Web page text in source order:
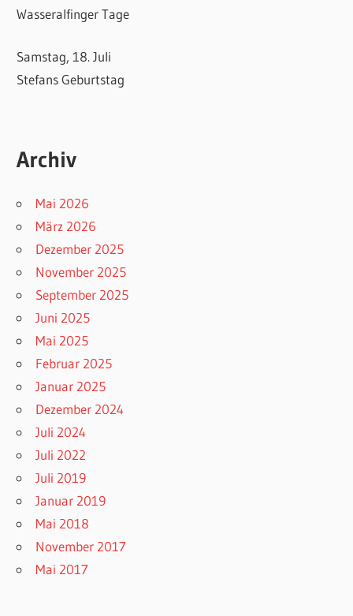
Wasseralfinger Tage
Samstag, 18. Juli
Stefans Geburtstag
Archiv
Mai 2026
März 2026
Dezember 2025
November 2025
September 2025
Juni 2025
Mai 2025
Februar 2025
Januar 2025
Dezember 2024
Juli 2024
Juli 2022
Juli 2019
Januar 2019
Mai 2018
November 2017
Mai 2017